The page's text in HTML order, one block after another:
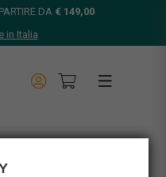
DA € 149,00
in Italia